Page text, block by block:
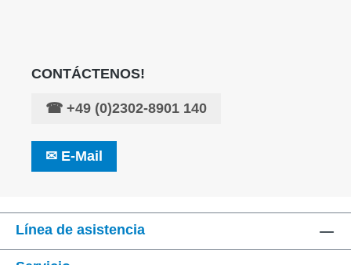
CONTÁCTENOS!
☎ +49 (0)2302-8901 140
✉ E-Mail
Línea de asistencia